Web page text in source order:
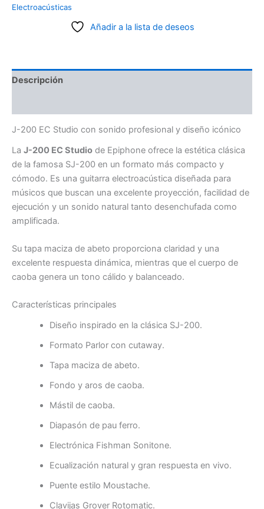
Electroacústicas
Añadir a la lista de deseos
Descripción
J-200 EC Studio con sonido profesional y diseño icónico
La J-200 EC Studio de Epiphone ofrece la estética clásica
de la famosa SJ-200 en un formato más compacto y
cómodo. Es una guitarra electroacústica diseñada para
músicos que buscan una excelente proyección, facilidad de
ejecución y un sonido natural tanto desenchufada como
amplificada.
Su tapa maciza de abeto proporciona claridad y una
excelente respuesta dinámica, mientras que el cuerpo de
caoba genera un tono cálido y balanceado.
Características principales
Diseño inspirado en la clásica SJ-200.
Formato Parlor con cutaway.
Tapa maciza de abeto.
Fondo y aros de caoba.
Mástil de caoba.
Diapasón de pau ferro.
Electrónica Fishman Sonitone.
Ecualización natural y gran respuesta en vivo.
Puente estilo Moustache.
Clavijas Grover Rotomatic.